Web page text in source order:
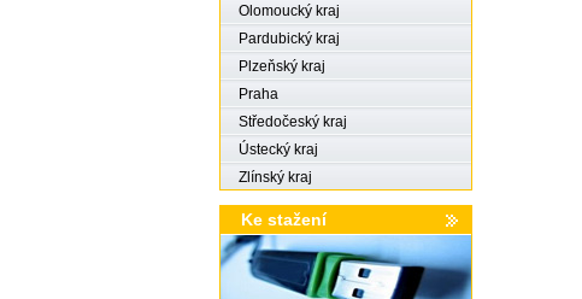
Olomoucký kraj
Pardubický kraj
Plzeňský kraj
Praha
Středočeský kraj
Ústecký kraj
Zlínský kraj
Ke stažení